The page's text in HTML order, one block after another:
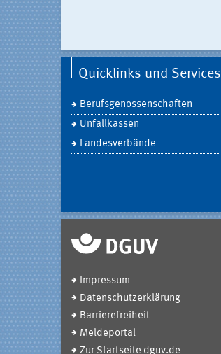
Quicklinks und Services
Berufsgenossenschaften
Unfallkassen
Landesverbände
Impressum
Datenschutzerklärung
Barrierefreiheit
Meldeportal
Zur Startseite dguv.de